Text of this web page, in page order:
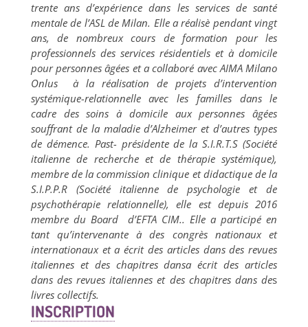
trente ans d’expérience dans les services de santé
mentale de l’ASL de Milan. Elle a réalisè pendant vingt
ans, de nombreux cours de formation pour les
professionnels des services résidentiels et à domicile
pour personnes âgées et a collaboré avec AIMA Milano
Onlus à la réalisation de projets d’intervention
systémique-relationnelle avec les familles dans le
cadre des soins à domicile aux personnes âgées
souffrant de la maladie d’Alzheimer et d’autres types
de démence. Past- présidente de la S.I.R.T.S (Société
italienne de recherche et de thérapie systémique),
membre de la commission clinique et didactique de la
S.I.P.P.R (Société italienne de psychologie et de
psychothérapie relationnelle), elle est depuis 2016
membre du Board d’EFTA CIM.. Elle a participé en
tant qu’intervenante à des congrès nationaux et
internationaux et a écrit des articles dans des revues
italiennes et des chapitres dansa écrit des articles
dans des revues italiennes et des chapitres dans des
livres collectifs.
INSCRIPTION